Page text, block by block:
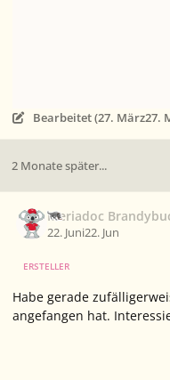
Bearbeitet (27. März27.
2 Monate später...
Meriadoc
22. Juni22. Jun
ERSTELLER
Habe gerade
angefangen hat.